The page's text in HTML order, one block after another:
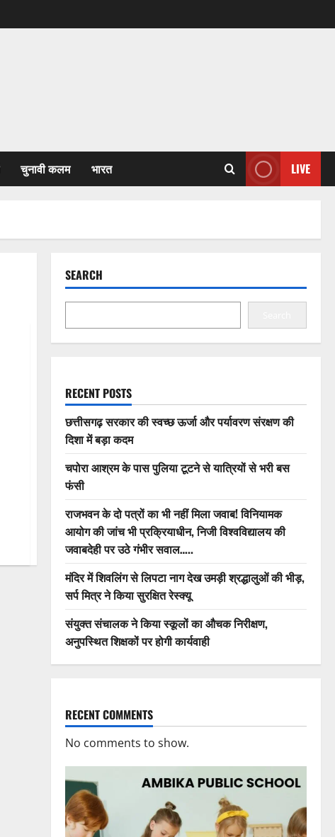
चुनावी कलम भारत LIVE
SEARCH
RECENT POSTS
छत्तीसगढ़ सरकार की स्वच्छ ऊर्जा और पर्यावरण संरक्षण की
दिशा में बड़ा कदम
चपोरा आश्रम के पास पुलिया टूटने से यात्रियों से भरी बस
फंसी
राजभवन के दो पत्रों का भी नहीं मिला जवाब! विनियामक
आयोग की जांच भी प्रक्रियाधीन, निजी विश्वविद्यालय की
जवाबदेही पर उठे गंभीर सवाल…..
मंदिर में शिवलिंग से लिपटा नाग देख उमड़ी श्रद्धालुओं की भीड़,
सर्प मित्र ने किया सुरक्षित रेस्क्यू
संयुक्त संचालक ने किया स्कूलों का औचक निरीक्षण,
अनुपस्थित शिक्षकों पर होगी कार्यवाही
RECENT COMMENTS
No comments to show.